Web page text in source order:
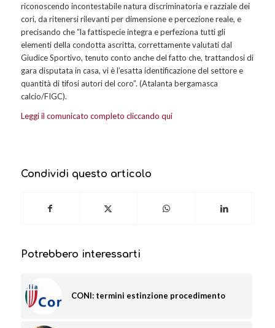
riconoscendo incontestabile natura discriminatoria e razziale dei
cori, da ritenersi rilevanti per dimensione e percezione reale, e
precisando che “la fattispecie integra e perfeziona tutti gli
elementi della condotta ascritta, correttamente valutati dal
Giudice Sportivo, tenuto conto anche del fatto che, trattandosi di
gara disputata in casa, vi è l’esatta identificazione del settore e
quantità di tifosi autori del coro”. (Atalanta bergamasca
calcio/FIGC).
Leggi il comunicato completo cliccando qui
Condividi questo articolo
Potrebbero interessarti
CONI: termini estinzione procedimento